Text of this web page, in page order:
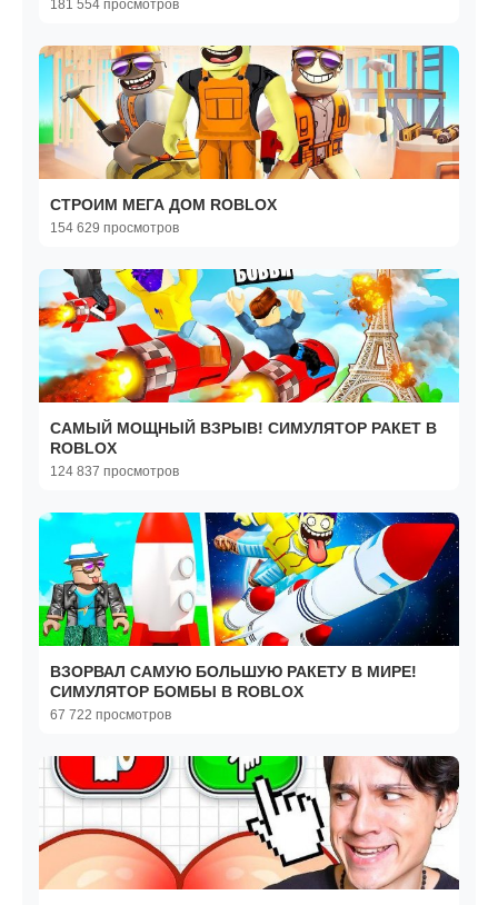
181 554 просмотров
СТРОИМ МЕГА ДОМ ROBLOX
154 629 просмотров
САМЫЙ МОЩНЫЙ ВЗРЫВ! СИМУЛЯТОР РАКЕТ В
ROBLOX
124 837 просмотров
ВЗОРВАЛ САМУЮ БОЛЬШУЮ РАКЕТУ В МИРЕ!
СИМУЛЯТОР БОМБЫ В ROBLOX
67 722 просмотров